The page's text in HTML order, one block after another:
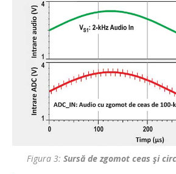
Figura 3: Sursă de zgomot ceas şi